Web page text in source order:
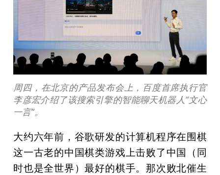
周四，在北京的产品发布会上，百度首席执行官
李彦宏介绍了该搜索引擎的智能聊天机器人“文心
一言”。
大约六年前，谷歌研发的计算机程序在围棋
这一古老的中国棋类游戏上击败了中国（同
时也是全世界）最好的棋手。那次败北催生